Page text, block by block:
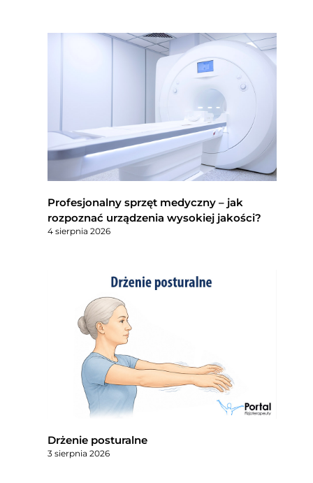
Profesjonalny sprzęt medyczny – jak
rozpoznać urządzenia wysokiej jakości?
4 sierpnia 2026
Drżenie posturalne
3 sierpnia 2026